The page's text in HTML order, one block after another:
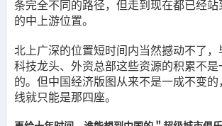
条完全不同的路径，但走到现在都已经
的中上游位置。
北上广深的位置短时间内当然撼动不了，
科技龙头、外资总部这些资源的积累不
的。但中国经济版图从来不是一成不变
线就只能是那四座。